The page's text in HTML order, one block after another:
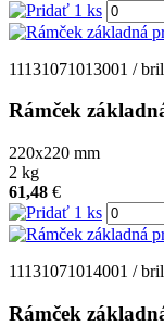
11131071013001 /
Rámček
220x220 mm
2 kg
61,48 €
11131071014001 /
Rámček